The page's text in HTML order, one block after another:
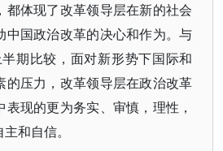
都体现了改革领导层在新的社会
中国政治改革的决心和作为。与
期比较，面对新形势下国际和
的压力，改革领导层在政治改革
现的更为务实、审慎，理性，
和自信。